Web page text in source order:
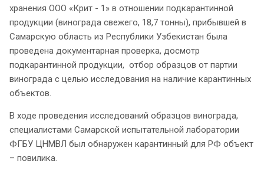
хранения ООО «Крит - 1» в отношении подкарантинной
продукции (винограда свежего, 18,7 тонны), прибывшей в
Самарскую область из Республики Узбекистан была
проведена документарная проверка, досмотр
подкарантинной продукции, отбор образцов от партии
винограда с целью исследования на наличие карантинных
объектов.
В ходе проведения исследований образцов винограда,
специалистами Самарской испытательной лаборатории
ФГБУ ЦНМВЛ был обнаружен карантинный для РФ объект
– повилика.